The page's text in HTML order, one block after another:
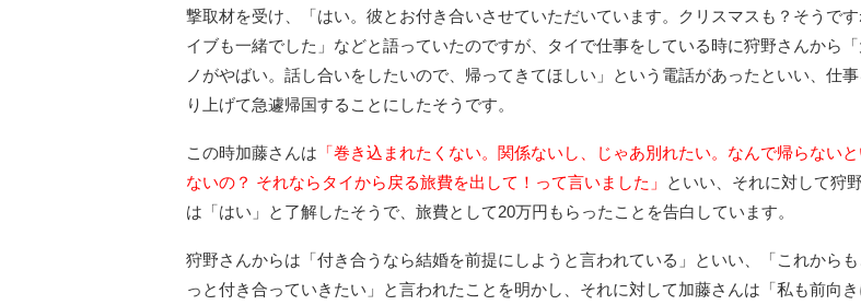
撃取材を受け、「はい。彼とお付き合いさせていただいています。クリスマスも？そうです
イブも一緒でした」などと語っていたのですが、タイで仕事をしている時に狩野さんから「
ノがやばい。話し合いをしたいので、帰ってきてほしい」という電話があったといい、仕
り上げて急遽帰国することにしたそうです。
この時加藤さんは 「巻き込まれたくない。関係ないし、じゃあ別れたい。なんで帰らない
ないの？ それならタイから戻る旅費を出して！って言いました」
といい、それに対して狩
は「はい」と了解したそうで、旅費として20万円もらったことを告白しています。
狩野さんからは「付き合うなら結婚を前提にしようと言われている」といい、「これから
っと付き合っていきたい」と言われたことを明かし、それに対して加藤さんは「私も前向